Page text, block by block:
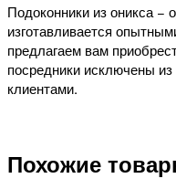
Подоконники из оникса −
изготавливается
предлагаем вам
посредники исключены
клиентами.
Похожие